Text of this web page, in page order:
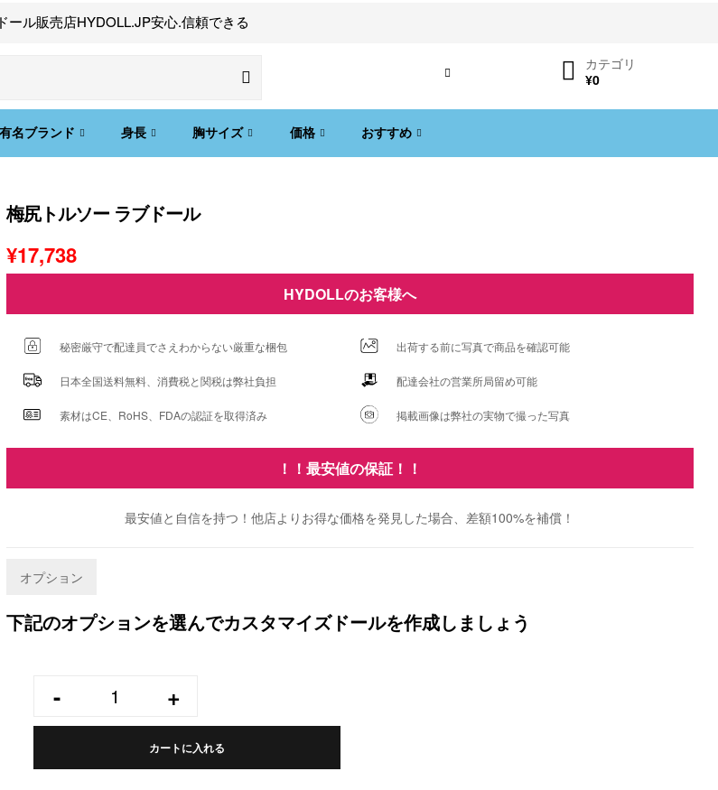
ール販売店HYDOLL.JP安心.信頼できる
カテゴリ
¥0
有名ブランド 身長 胸サイズ 価格 おすすめ
梅尻トルソー ラブドール
¥17,738
HYDOLLのお客様へ
秘密厳守で配達員でさえわからない厳重な梱包 出荷する前に写真で商品を確認可能
日本全国送料無料、消費税と関税は弊社負担 配達会社の営業所局留め可能
素材はCE、RoHS、FDAの認証を取得済み 掲載画像は弊社の実物で撮った写真
！！最安値の保証！！
最安値と自信を持つ！他店よりお得な価格を発見した場合、差額100%を補償！
オプション
下記のオプションを選んでカスタマイズドールを作成しましょう
- +
カートに入れる